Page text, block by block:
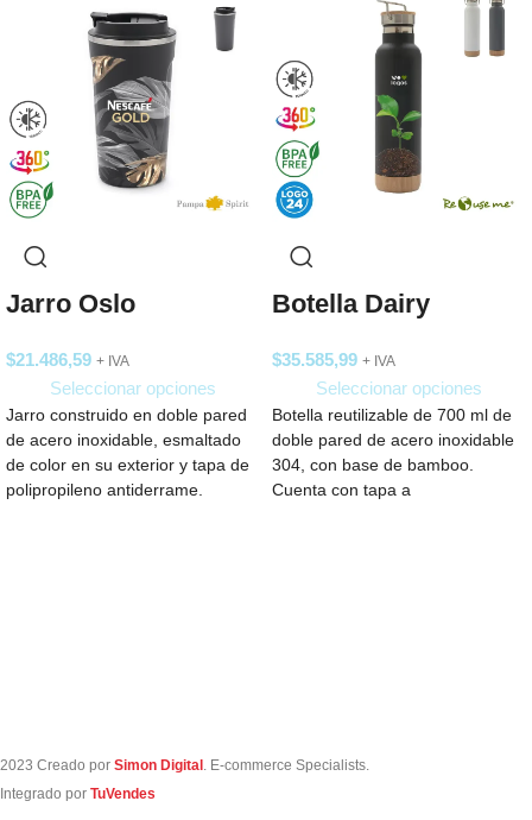
Jarro Oslo
$21.486,59 + IVA
Seleccionar opciones
Jarro construido en doble pared
de acero inoxidable, esmaltado
de color en su exterior y tapa de
polipropileno antiderrame.
Botella Dairy
$35.585,99 + IVA
Seleccionar opciones
Botella reutilizable de 700 ml de
doble pared de acero inoxidable
304, con base de bamboo.
Cuenta con tapa a
2023 Creado por Simon Digital . E-commerce Specialists.
Integrado por TuVendes